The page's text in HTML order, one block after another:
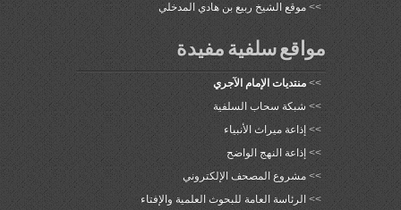
>>موقع الشيخ ربيع بن هادي المدخلي
مواقع سلفية مفيدة
>>منتديات الإمام الآجري
>> شبكة سحاب السلفية
>> إذاعة ميراث الأنبياء
>> إذاعة النهج الواضح
>>مشروع المصحف الإلكتروني
>> الرئاسة العامة للبحوث العلمية والإفتاء